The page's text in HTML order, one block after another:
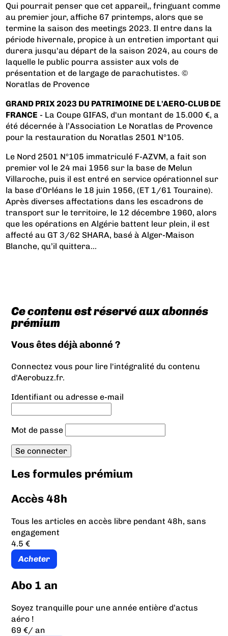
Qui pourrait penser que cet appareil,, fringuant comme
au premier jour, affiche 67 printemps, alors que se
termine la saison des meetings 2023. Il entre dans la
période hivernale, propice à un entretien important qui
durera jusqu'au départ de la saison 2024, au cours de
laquelle le public pourra assister aux vols de
présentation et de largage de parachutistes. ©
Noratlas de Provence
GRAND PRIX 2023 DU PATRIMOINE DE L'AERO-CLUB DE
FRANCE - La Coupe GIFAS, d'un montant de 15.000 €, a
été décernée à l’Association Le Noratlas de Provence
pour la restauration du Noratlas 2501 N°105.
Le Nord 2501 N°105 immatriculé F-AZVM, a fait son
premier vol le 24 mai 1956 sur la base de Melun
Villaroche, puis il est entré en service opérationnel sur
la base d’Orléans le 18 juin 1956, (ET 1/61 Touraine).
Après diverses affectations dans les escadrons de
transport sur le territoire, le 12 décembre 1960, alors
que les opérations en Algérie battent leur plein, il est
affecté au GT 3/62 SHARA, basé à Alger-Maison
Blanche, qu’il quittera...
Ce contenu est réservé aux abonnés
prémium
Vous êtes déjà abonné ?
Connectez vous pour lire l'intégralité du contenu
d'Aerobuzz.fr.
Identifiant ou adresse e-mail
Mot de passe
Les formules prémium
Accès 48h
Tous les articles en accès libre pendant 48h, sans
engagement
4.5 €
Acheter
Abo 1 an
Soyez tranquille pour une année entière d’actus
aéro !
69 €/ an